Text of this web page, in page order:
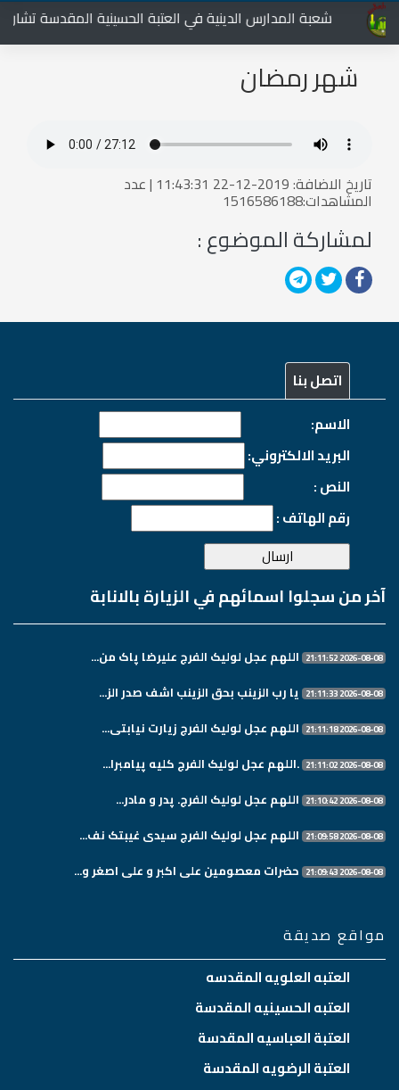
شعبة المدارس الدينية في العتبة الحسينية المقدسة
شهر رمضان
تاريخ الاضافة: 2019-12-22 11:43:31 | عدد
المشاهدات:1516586188
لمشاركة الموضوع :
اتصل بنا
الاسم:
البريد الالكتروني:
النص :
رقم الهاتف :
آخر من سجلوا اسمائهم في الزيارة بالانابة
2026-08-08 21:11:52 اللهم عجل لولیک الفرج علیرضا پاک من...
2026-08-08 21:11:33 یا رب الزینب بحق الزینب اشف صدر الز...
2026-08-08 21:11:18 اللهم عجل لولیک الفرج زیارت نیابتی...
2026-08-08 21:11:02 .اللهم عجل لولیک الفرج کلیه پیامبرا...
2026-08-08 21:10:42 اللهم عجل لولیک الفرج. پدر و مادر...
2026-08-08 21:09:58 اللهم عجل لولیک الفرج سیدی غیبتک نف...
2026-08-08 21:09:43 حضرات معصومین علی اکبر و علی اصغر و...
مواقع صديقة
العتبه العلويه المقدسه
العتبه الحسينيه المقدسة
العتبة العباسيه المقدسة
العتبة الرضويه المقدسة